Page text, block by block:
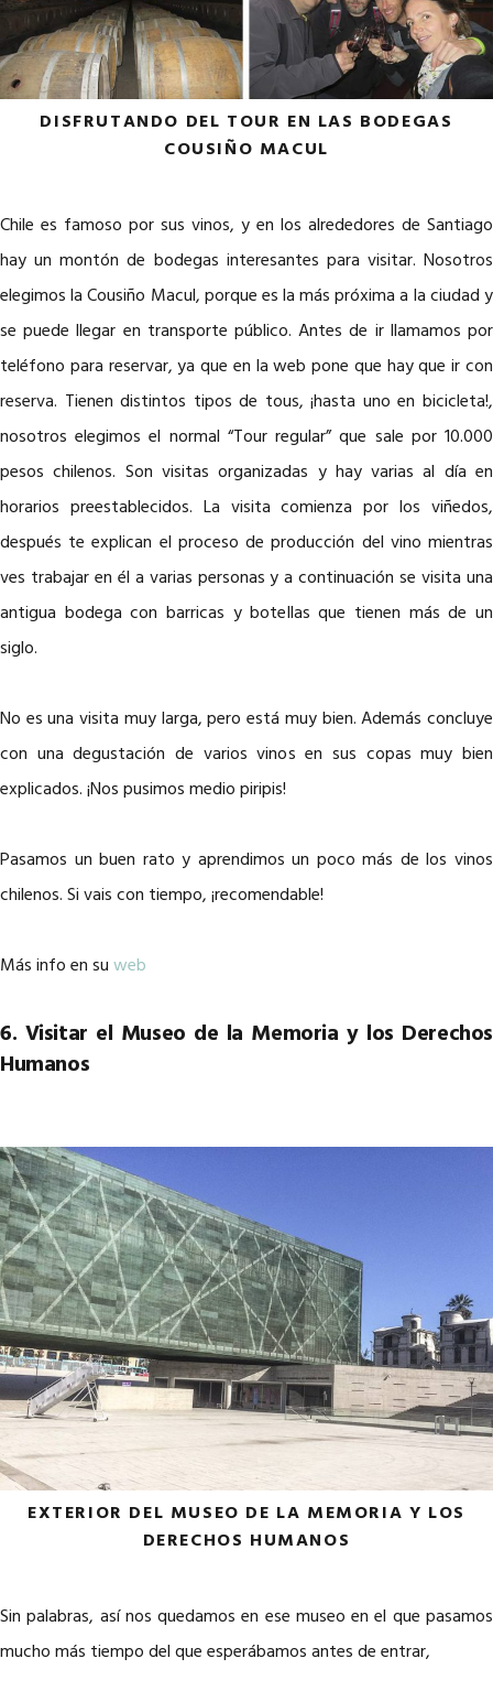
DISFRUTANDO DEL TOUR EN LAS BODEGAS
COUSIÑO MACUL
Chile es famoso por sus vinos, y en los alrededores de Santiago
hay un montón de bodegas interesantes para visitar. Nosotros
elegimos la Cousiño Macul, porque es la más próxima a la ciudad y
se puede llegar en transporte público. Antes de ir llamamos por
teléfono para reservar, ya que en la web pone que hay que ir con
reserva. Tienen distintos tipos de tous, ¡hasta uno en bicicleta!,
nosotros elegimos el normal “Tour regular” que sale por 10.000
pesos chilenos. Son visitas organizadas y hay varias al día en
horarios preestablecidos. La visita comienza por los viñedos,
después te explican el proceso de producción del vino mientras
ves trabajar en él a varias personas y a continuación se visita una
antigua bodega con barricas y botellas que tienen más de un
siglo.
No es una visita muy larga, pero está muy bien. Además concluye
con una degustación de varios vinos en sus copas muy bien
explicados. ¡Nos pusimos medio piripis!
Pasamos un buen rato y aprendimos un poco más de los vinos
chilenos. Si vais con tiempo, ¡recomendable!
Más info en suweb
6. Visitar el Museo de la Memoria y los Derechos
Humanos
EXTERIOR DEL MUSEO DE LA MEMORIA Y LOS
DERECHOS HUMANOS
Sin palabras, así nos quedamos en ese museo en el que pasamos
mucho más tiempo del que esperábamos antes de entrar,